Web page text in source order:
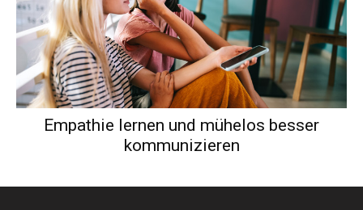
Empathie lernen und mühelos besser
kommunizieren